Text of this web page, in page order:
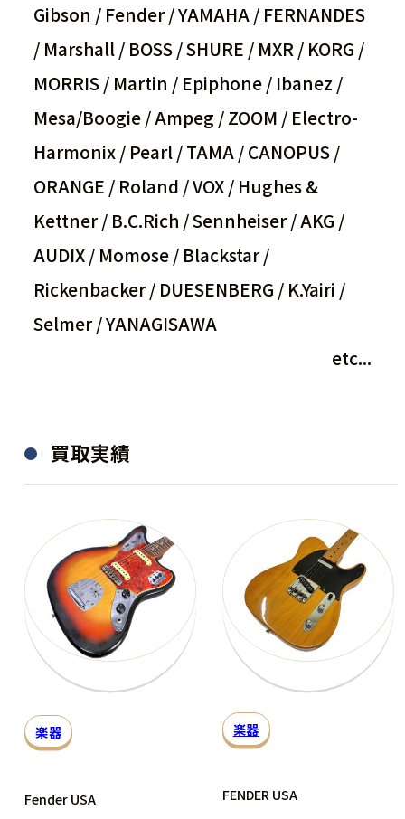
Gibson / Fender / YAMAHA / FERNANDES
/ Marshall / BOSS / SHURE / MXR / KORG /
MORRIS / Martin / Epiphone / Ibanez /
Mesa/Boogie / Ampeg / ZOOM / Electro-
Harmonix / Pearl / TAMA / CANOPUS /
ORANGE / Roland / VOX / Hughes &
Kettner / B.C.Rich / Sennheiser / AKG /
AUDIX / Momose / Blackstar /
Rickenbacker / DUESENBERG / K.Yairi /
Selmer / YANAGISAWA
etc...
買取実績
楽器
Fender USA
楽器
FENDER USA